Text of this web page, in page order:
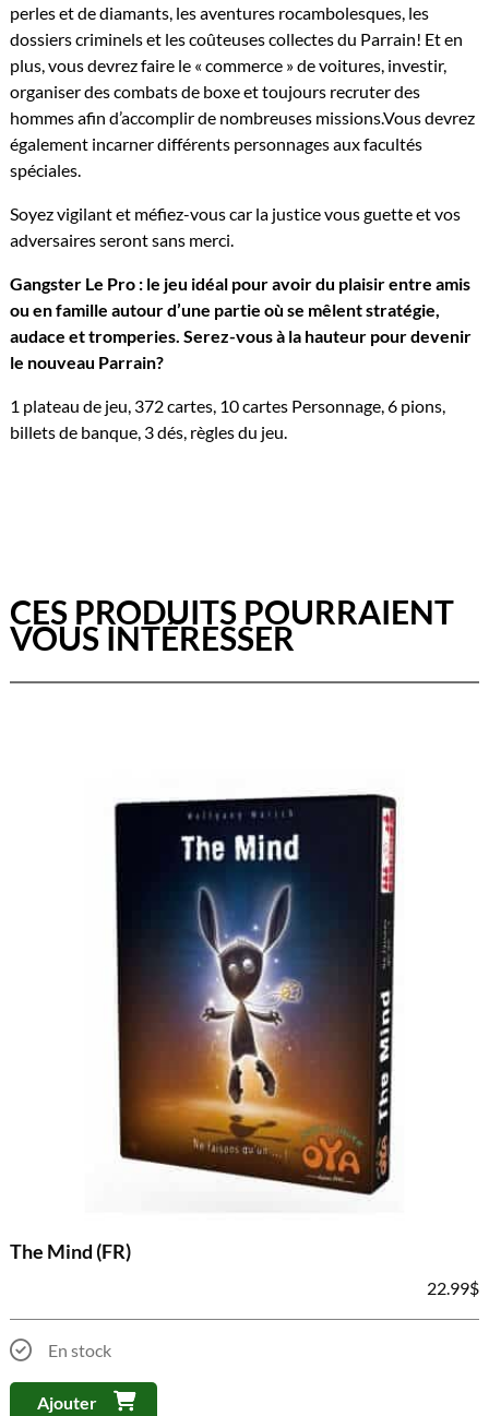
perles et de diamants, les aventures rocambolesques, les
dossiers criminels et les coûteuses collectes du Parrain! Et en
plus, vous devrez faire le « commerce » de voitures, investir,
organiser des combats de boxe et toujours recruter des
hommes afin d’accomplir de nombreuses missions.Vous devrez
également incarner différents personnages aux facultés
spéciales.
Soyez vigilant et méfiez-vous car la justice vous guette et vos
adversaires seront sans merci.
Gangster Le Pro : le jeu idéal pour avoir du plaisir entre amis
ou en famille autour d’une partie où se mêlent stratégie,
audace et tromperies. Serez-vous à la hauteur pour devenir
le nouveau Parrain?
1 plateau de jeu, 372 cartes, 10 cartes Personnage, 6 pions,
billets de banque, 3 dés, règles du jeu.
CES PRODUITS POURRAIENT
VOUS INTÉRESSER
The Mind (FR)
22.99$
En stock
Ajouter